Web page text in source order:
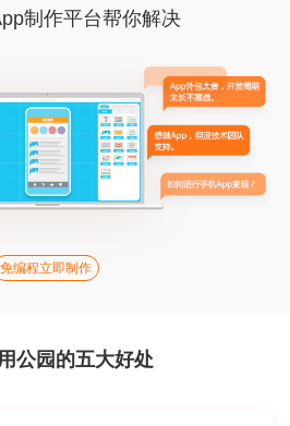
制作平台帮你解决
免编程立即制作
公园的五大好处